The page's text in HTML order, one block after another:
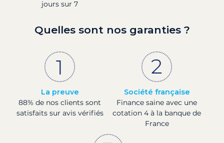
jours sur 7
Quelles sont nos garanties ?
La preuve
88% de nos clients sont
satisfaits sur avis vérifiés
Société française
Finance saine avec une
cotation 4 à la banque de
France